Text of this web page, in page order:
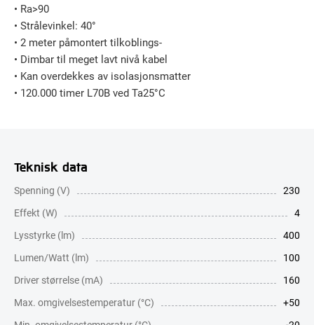
• Ra>90
• Strålevinkel: 40°
• 2 meter påmontert tilkoblings-
• Dimbar til meget lavt nivå kabel
• Kan overdekkes av isolasjonsmatter
• 120.000 timer L70B ved Ta25°C
Teknisk data
Spenning (V)
230
Effekt (W)
4
Lysstyrke (lm)
400
Lumen/Watt (lm)
100
Driver størrelse (mA)
160
Max. omgivelsestemperatur (°C)
+50